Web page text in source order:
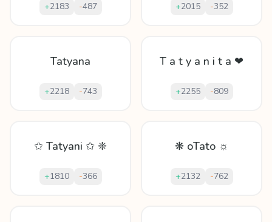
+2183 -487 +2015 -352
Tatyana
+2218 -743
T a t y a n i t a ❤
+2255 -809
✩ Tatyani ✩ ❈
+1810 -366
❋ oTato ☼
+2132 -762